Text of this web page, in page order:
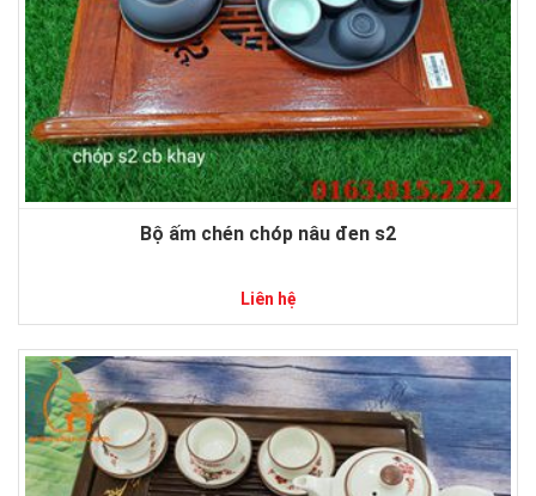
Bộ ấm chén chóp nâu đen s2
Liên hệ